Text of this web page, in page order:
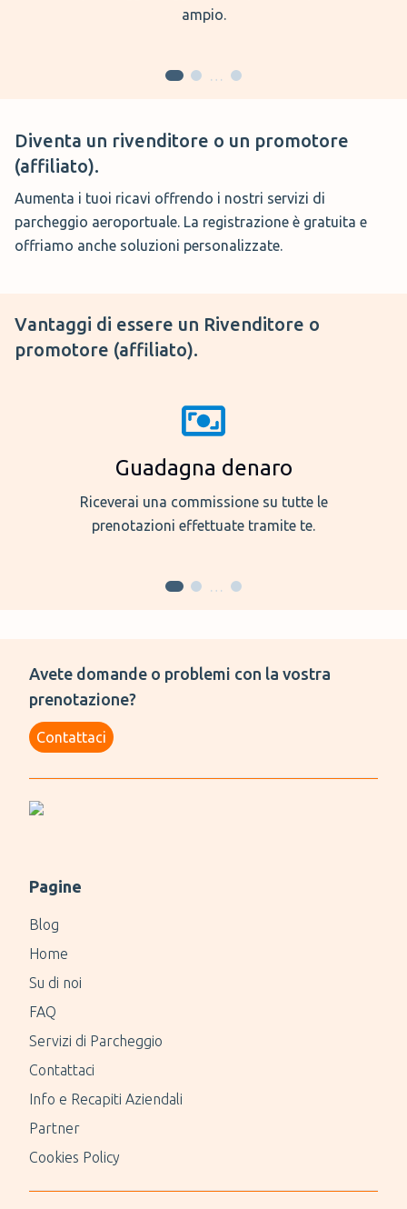
ampio.
…
Diventa un rivenditore o un promotore
(affiliato).
Aumenta i tuoi ricavi offrendo i nostri servizi di
parcheggio aeroportuale. La registrazione è gratuita e
offriamo anche soluzioni personalizzate.
Vantaggi di essere un Rivenditore o
promotore (affiliato).
Guadagna denaro
Riceverai una commissione su tutte le
prenotazioni effettuate tramite te.
…
Avete domande o problemi con la vostra
prenotazione?
Contattaci
Pagine
Blog
Home
Su di noi
FAQ
Servizi di Parcheggio
Contattaci
Info e Recapiti Aziendali
Partner
Cookies Policy